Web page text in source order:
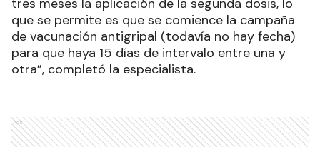
que se permite es que se comience la campaña
de vacunación antigripal (todavía no hay fecha)
para que haya 15 días de intervalo entre una y
otra”, completó la especialista.
Ads